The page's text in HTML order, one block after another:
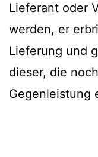
Lieferant oder
werden, er
Lieferung und
dieser, die
Gegenleistung